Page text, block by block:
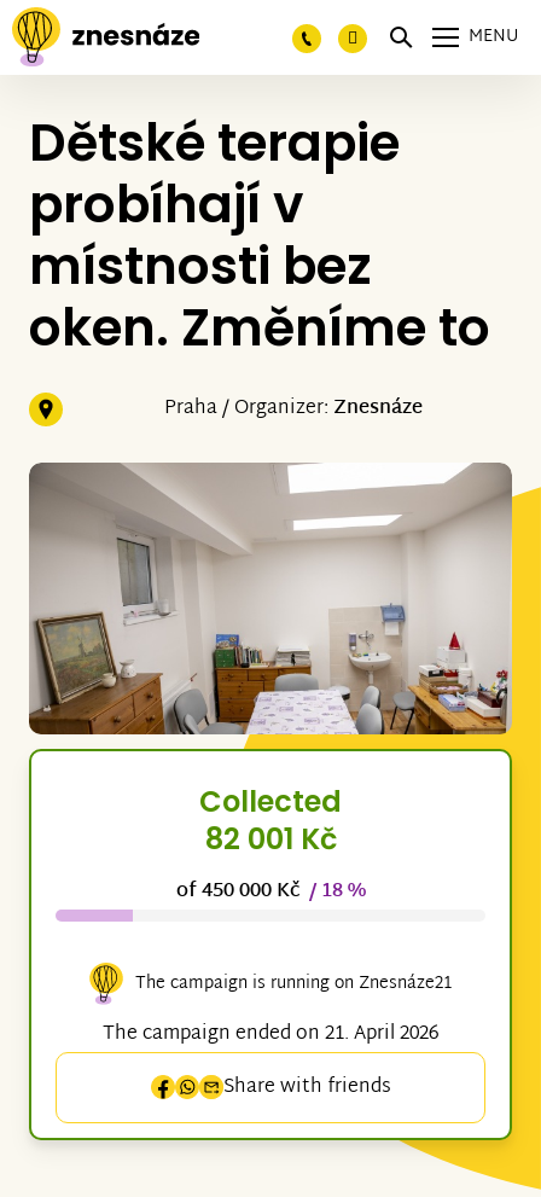
MENU
Dětské terapie
probíhají v
místnosti bez
oken. Změníme to
Praha / Organizer: Znesnáze
Collected
82 001 Kč
of 450 000 Kč / 18 %
The campaign is running on Znesnáze21
The campaign ended on 21. April 2026
Share with friends